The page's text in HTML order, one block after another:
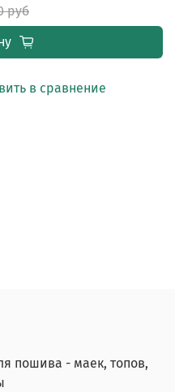
в сравнение
руб
пошива - маек, топов,